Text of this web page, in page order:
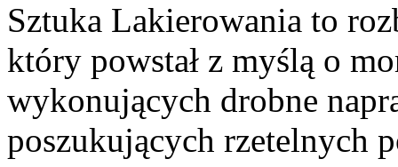
Sztuka Lakierowania to
który powstał z myślą o
wykonujących drobne
poszukujących rzetelnych